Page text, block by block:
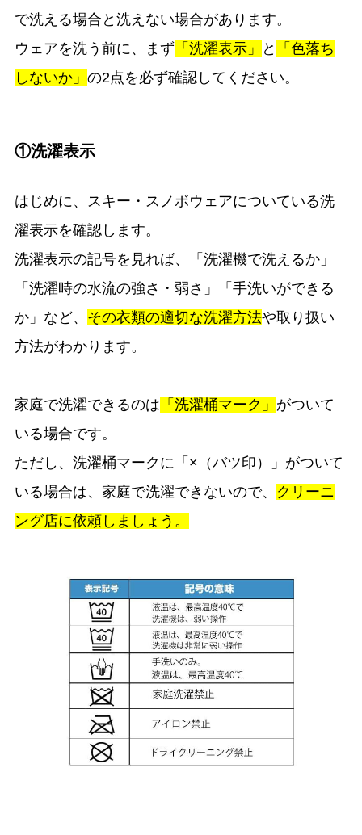
で洗える場合と洗えない場合があります。
ウェアを洗う前に、まず「洗濯表示」 と
「色落ち
しないか」 の2点を必ず確認してください。
①洗濯表示
はじめに、スキー・スノボウェアについている洗
濯表示を確認します。
洗濯表示の記号を見れば、「洗濯機で洗えるか」
「洗濯時の水流の強さ・弱さ」「手洗いができる
か」など、 その衣類の適切な洗濯方法や取り扱い
方法がわかります。
家庭で洗濯できるのは 「洗濯桶マーク」 がついて
いる場合です。
ただし、洗濯桶マークに「×（バツ印）」がついて
いる場合は、家庭で洗濯できないので、
クリーニ
ング店に依頼しましょう。